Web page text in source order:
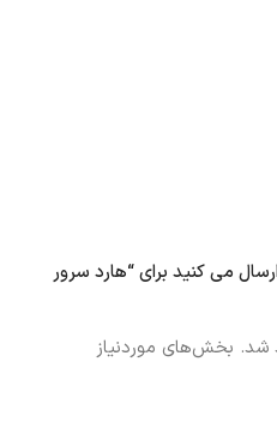
می کنید برای “هارد سرور
شد. بخش‌های موردنیاز